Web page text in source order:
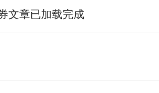
文章已加载完成